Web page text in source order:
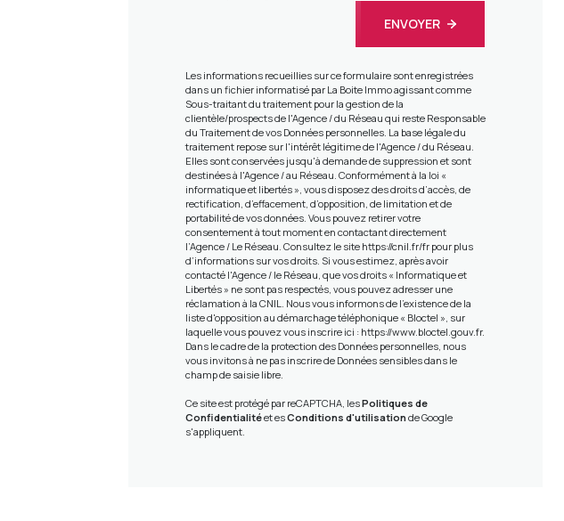
ENVOYER
Les informations recueillies sur ce formulaire sont enregistrées
dans un fichier informatisé par La Boite Immo agissant comme
Sous-traitant du traitement pour la gestion de la
clientèle/prospects de l'Agence / du Réseau qui reste Responsable
du Traitement de vos Données personnelles. La base légale du
traitement repose sur l'intérêt légitime de l'Agence / du Réseau.
Elles sont conservées jusqu'à demande de suppression et sont
destinées à l'Agence / au Réseau. Conformément à la loi «
informatique et libertés », vous disposez des droits d’accès, de
rectification, d’effacement, d’opposition, de limitation et de
portabilité de vos données. Vous pouvez retirer votre
consentement à tout moment en contactant directement
l’Agence / Le Réseau. Consultez le site https://cnil.fr/frpour plus
d’informations sur vos droits. Si vous estimez, après avoir
contacté l'Agence / le Réseau, que vos droits « Informatique et
Libertés » ne sont pas respectés, vous pouvez adresser une
réclamation à la CNIL. Nous vous informons de l’existence de la
liste d'opposition au démarchage téléphonique « Bloctel », sur
laquelle vous pouvez vous inscrire ici : https://www.bloctel.gouv.fr.
Dans le cadre de la protection des Données personnelles, nous
vous invitons à ne pas inscrire de Données sensibles dans le
champ de saisie libre.
Ce site est protégé par reCAPTCHA, lesPolitiques de
Confidentialitéet esConditions d'utilisationde Google
s'appliquent.